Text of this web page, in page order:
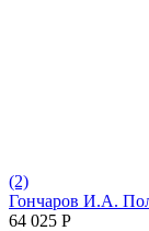
(2)
Гончаров И.А.
64 025 Р